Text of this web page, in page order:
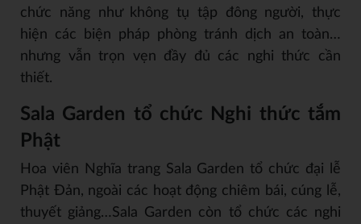
chức năng như không tụ tập đông người, thực
hiện các biện pháp phòng tránh dịch an toàn…
nhưng vẫn trọn vẹn đầy đủ các nghi thức cần
thiết.
Sala Garden tổ chức Nghi thức tắm
Phật
Hoa viên Nghĩa trang Sala Garden tổ chức đại lễ
Phật Đản, ngoài các hoạt động chiêm bái, cúng lễ,
thuyết giảng…Sala Garden còn tổ chức các nghi